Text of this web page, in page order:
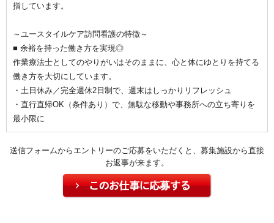
指しています。
～ユースタイルケア訪問看護の特徴～
■ 余裕を持った働き方を実現◎
作業療法士としてのやりがいはそのままに、心と体にゆとりを持てる
働き方を大切にしています。
・土日休み／完全週休2日制で、週末はしっかりリフレッシュ
・直行直帰OK（条件あり）で、無駄な移動や事務所への立ち寄りを
最小限に
送信フォームからエントリーのご応募をいただくと、募集施設から直接
お返事が来ます。